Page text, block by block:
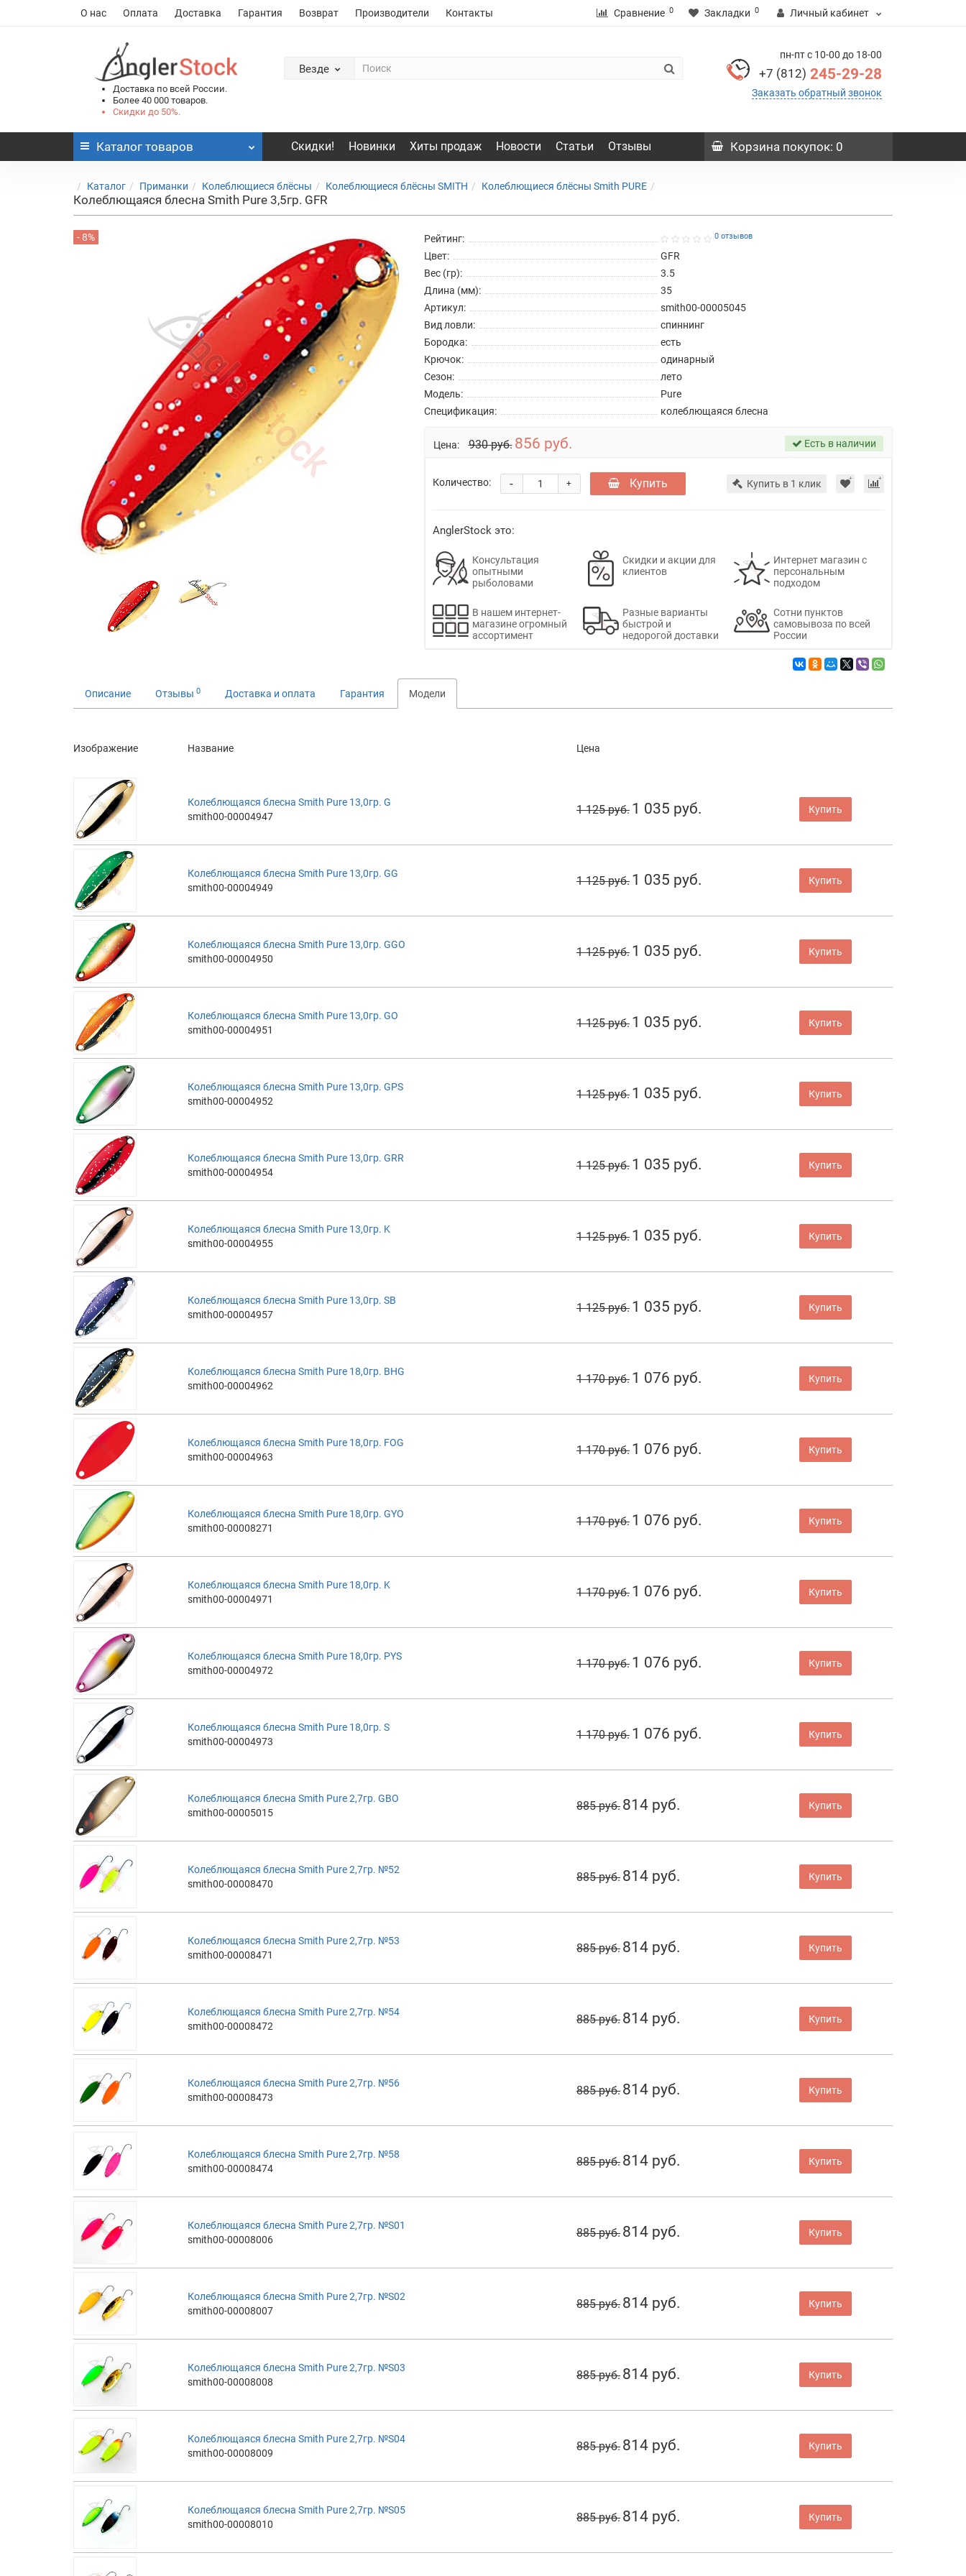
О нас Оплата Доставка Гарантия Возврат Производители Контакты Сравнение 0 Закладки 0 Личный кабинет
Доставка по всей России.
Более 40 000 товаров.
Скидки до 50%.
Везде
пн-пт с 10-00 до 18-00
+7 (812) 245-29-28
Заказать обратный звонок
Каталог товаров Скидки! Новинки Хиты продаж Новости Статьи Отзывы Корзина покупок: 0
Каталог Приманки Колеблющиеся блёсны Колеблющиеся блёсны SMITH Колеблющиеся блёсны Smith PURE
Колеблющаяся блесна Smith Pure 3,5гр. GFR
- 8% Рейтинг: 0 отзывов
Цвет:
GFR
Вес (гр):
3.5
Длина (мм):
35
Артикул:
smith00-00005045
Вид ловли:
спиннинг
Бородка:
есть
Крючок:
одинарный
Сезон:
лето
Модель:
Pure
Спецификация:
колеблющаяся блесна
Цена: 930 руб. 856 руб. Есть в наличии
Количество: +
- Купить Купить в 1 клик
AnglerStock это:
Консультация
опытными
рыболовами
Скидки и акции для
клиентов
Интернет магазин с
персональным
подходом
В нашем интернет-
магазине огромный
ассортимент
Разные варианты
быстрой и
недорогой доставки
Сотни пунктов
самовывоза по всей
России
Описание Отзывы 0 Доставка и оплата Гарантия Модели
Изображение Название Цена
Колеблющаяся блесна Smith Pure 13,0гр. G
smith00-00004947
1 125 руб. 1 035 руб. Купить
Колеблющаяся блесна Smith Pure 13,0гр. GG
smith00-00004949
1 125 руб. 1 035 руб. Купить
Колеблющаяся блесна Smith Pure 13,0гр. GGO
smith00-00004950
1 125 руб. 1 035 руб. Купить
Колеблющаяся блесна Smith Pure 13,0гр. GO
smith00-00004951
1 125 руб. 1 035 руб. Купить
Колеблющаяся блесна Smith Pure 13,0гр. GPS
smith00-00004952
1 125 руб. 1 035 руб. Купить
Колеблющаяся блесна Smith Pure 13,0гр. GRR
smith00-00004954
1 125 руб. 1 035 руб. Купить
Колеблющаяся блесна Smith Pure 13,0гр. K
smith00-00004955
1 125 руб. 1 035 руб. Купить
Колеблющаяся блесна Smith Pure 13,0гр. SB
smith00-00004957
1 125 руб. 1 035 руб. Купить
Колеблющаяся блесна Smith Pure 18,0гр. BHG
smith00-00004962
1 170 руб. 1 076 руб. Купить
Колеблющаяся блесна Smith Pure 18,0гр. FOG
smith00-00004963
1 170 руб. 1 076 руб. Купить
Колеблющаяся блесна Smith Pure 18,0гр. GYO
smith00-00008271
1 170 руб. 1 076 руб. Купить
Колеблющаяся блесна Smith Pure 18,0гр. K
smith00-00004971
1 170 руб. 1 076 руб. Купить
Колеблющаяся блесна Smith Pure 18,0гр. PYS
smith00-00004972
1 170 руб. 1 076 руб. Купить
Колеблющаяся блесна Smith Pure 18,0гр. S
smith00-00004973
1 170 руб. 1 076 руб. Купить
Колеблющаяся блесна Smith Pure 2,7гр. GBO
smith00-00005015
885 руб. 814 руб. Купить
Колеблющаяся блесна Smith Pure 2,7гр. №52
smith00-00008470
885 руб. 814 руб. Купить
Колеблющаяся блесна Smith Pure 2,7гр. №53
smith00-00008471
885 руб. 814 руб. Купить
Колеблющаяся блесна Smith Pure 2,7гр. №54
smith00-00008472
885 руб. 814 руб. Купить
Колеблющаяся блесна Smith Pure 2,7гр. №56
smith00-00008473
885 руб. 814 руб. Купить
Колеблющаяся блесна Smith Pure 2,7гр. №58
smith00-00008474
885 руб. 814 руб. Купить
Колеблющаяся блесна Smith Pure 2,7гр. №S01
smith00-00008006
885 руб. 814 руб. Купить
Колеблющаяся блесна Smith Pure 2,7гр. №S02
smith00-00008007
885 руб. 814 руб. Купить
Колеблющаяся блесна Smith Pure 2,7гр. №S03
smith00-00008008
885 руб. 814 руб. Купить
Колеблющаяся блесна Smith Pure 2,7гр. №S04
smith00-00008009
885 руб. 814 руб. Купить
Колеблющаяся блесна Smith Pure 2,7гр. №S05
smith00-00008010
885 руб. 814 руб. Купить